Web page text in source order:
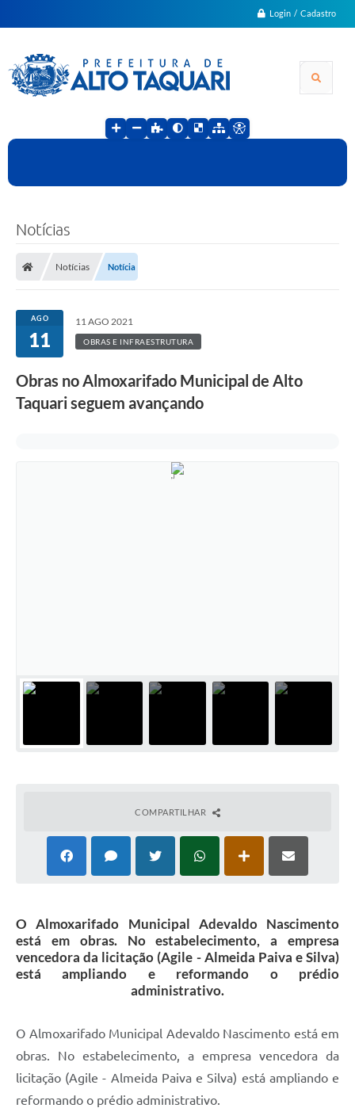
Login / Cadastro
Notícias
Notícias Notícia
AGO
11
11 AGO 2021
OBRAS E INFRAESTRUTURA
Obras no Almoxarifado Municipal de Alto
Taquari seguem avançando
COMPARTILHAR
O Almoxarifado Municipal Adevaldo Nascimento
está em obras. No estabelecimento, a empresa
vencedora da licitação (Agile - Almeida Paiva e Silva)
está ampliando e reformando o prédio
administrativo.
O Almoxarifado Municipal Adevaldo Nascimento está em
obras. No estabelecimento, a empresa vencedora da
licitação (Agile - Almeida Paiva e Silva) está ampliando e
reformando o prédio administrativo.